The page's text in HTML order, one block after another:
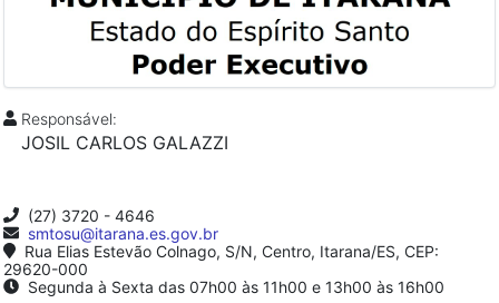
Responsável:
JOSIL CARLOS GALAZZI
(27) 3720 - 4646
smtosu@itarana.es.gov.br
Rua Elias Estevão Colnago, S/N, Centro, Itarana/ES, CEP:
29620-000
Segunda à Sexta das 07h00 às 11h00 e 13h00 às 16h00